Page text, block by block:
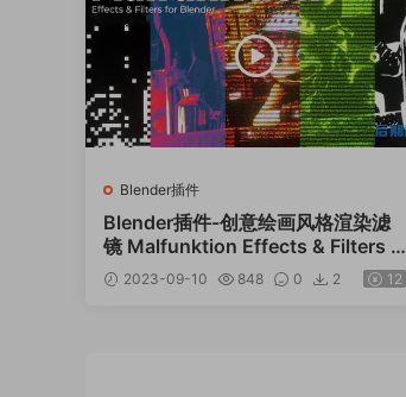
Blender插件
Blender插件-创意绘画风格渲染滤
镜 Malfunktion Effects & Filters V
2.02023-09-10 848 0 2 12